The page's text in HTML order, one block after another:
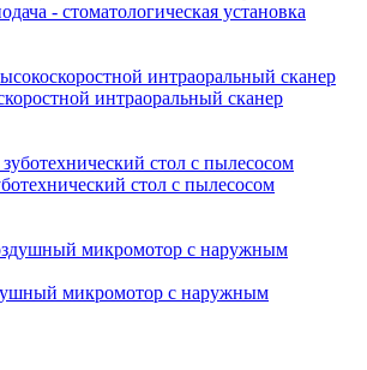
- стоматологическая установка
интраоральный сканер
стол с пылесосом
микромотор с наружным